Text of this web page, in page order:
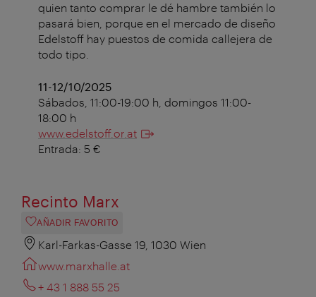
quien tanto comprar le dé hambre también lo
pasará bien, porque en el mercado de diseño
Edelstoff hay puestos de comida callejera de
todo tipo.
11-12/10/2025
Sábados, 11:00-19:00 h, domingos 11:00-
18:00 h
www.edelstoff.or.at
Entrada: 5 €
Recinto Marx
AÑADIR FAVORITO
Karl-Farkas-Gasse 19, 1030 Wien
www.marxhalle.at
+ 43 1 888 55 25